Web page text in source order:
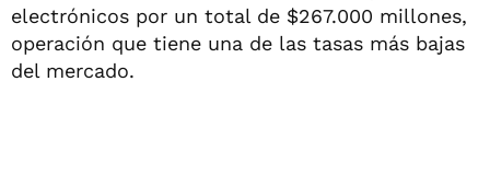
electrónicos por un total de $267.000 millones,
operación que tiene una de las tasas más bajas
del mercado.